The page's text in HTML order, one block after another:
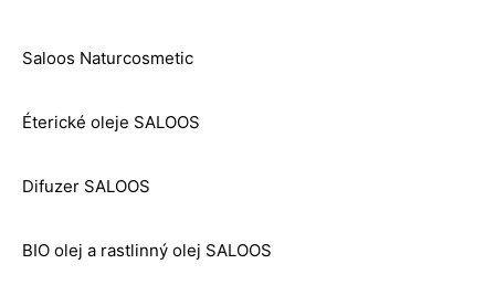
Saloos Naturcosmetic
Éterické oleje SALOOS
Difuzer SALOOS
BIO olej a rastlinný olej SALOOS